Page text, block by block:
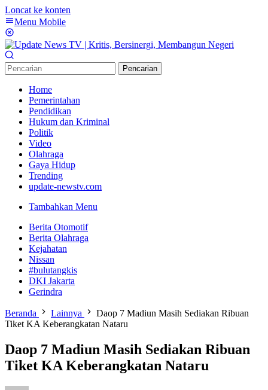
Loncat ke konten
Menu Mobile
Pencarian
Home
Pemerintahan
Pendidikan
Hukum dan Kriminal
Politik
Video
Olahraga
Gaya Hidup
Trending
update-newstv.com
Tambahkan Menu
Berita Otomotif
Berita Olahraga
Kejahatan
Nissan
#bulutangkis
DKI Jakarta
Gerindra
Beranda Lainnya
Daop 7 Madiun Masih Sediakan Ribuan
Tiket KA Keberangkatan Nataru
Daop 7 Madiun Masih Sediakan Ribuan
Tiket KA Keberangkatan Nataru